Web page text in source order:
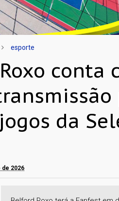
esporte
conta
da
de 2026